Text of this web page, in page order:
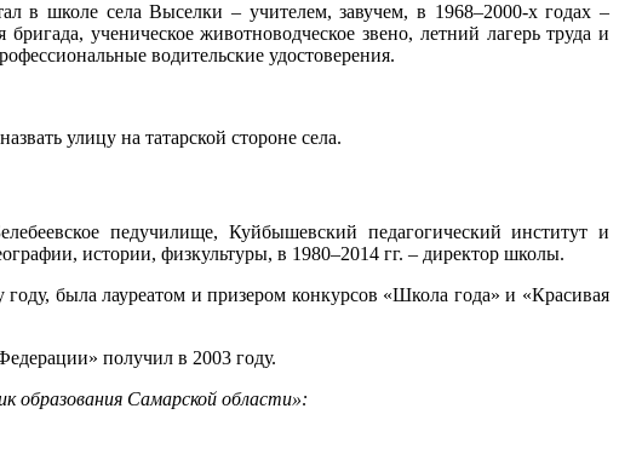
в школе села Выселки – учителем, завучем, в 1968–2000-х годах –
ученическое животноводческое звено, летний лагерь труда и
водительские удостоверения.
улицу на татарской стороне села.
педучилище, Куйбышевский педагогический институт и
истории, физкультуры, в 1980–2014 гг. – директор школы.
была лауреатом и призером конкурсов «Школа года» и «Красивая
получил в 2003 году.
образования Самарской области»: